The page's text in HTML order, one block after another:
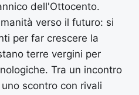
dell'Ottocento.
verso il futuro: si
per far crescere la
terre vergini per
Tra un incontro
scontro con rivali